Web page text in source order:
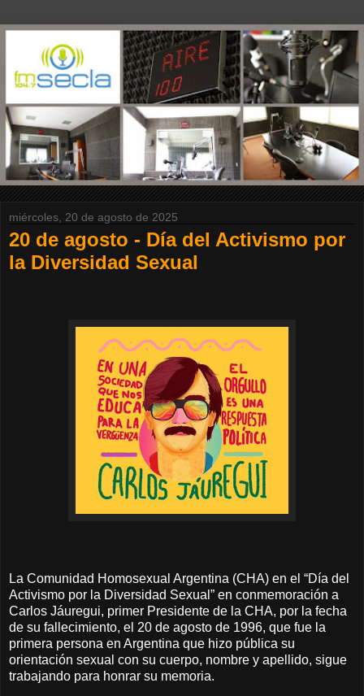
miércoles, 20 de agosto de 2025
20 de agosto - Día del Activismo por
la Diversidad Sexual
La Comunidad Homosexual Argentina (CHA) en el “Día del
Activismo por la Diversidad Sexual” en conmemoración a
Carlos Jáuregui, primer Presidente de la CHA, por la fecha
de su fallecimiento, el 20 de agosto de 1996, que fue la
primera persona en Argentina que hizo pública su
orientación sexual con su cuerpo, nombre y apellido, sigue
trabajando para honrar su memoria.